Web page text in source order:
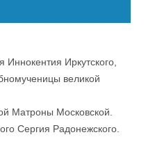
Иннокентия Иркутского,
великой
Матроны Московской.
Сергия Радонежского.